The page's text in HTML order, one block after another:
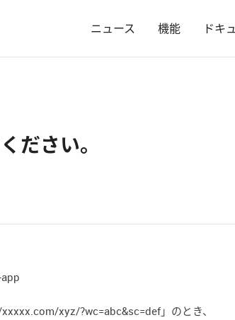
ニュース 機能 ドキ
ださい。
xyz/?wc=abc&sc=def」のとき、